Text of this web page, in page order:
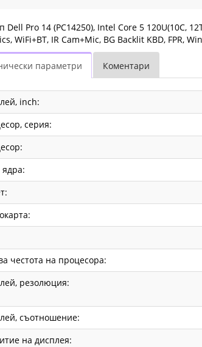
Dell Pro 14 (PC14250), Intel Core 5 120U(10C,
WiFi+BT, IR Cam+Mic, BG Backlit KBD, FPR,
параметри Коментари
inch:
серия:
честота на процесора:
резолюция:
съотношение:
на дисплея: